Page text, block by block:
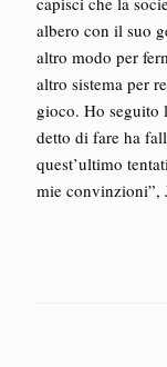
albero con il suo
altro modo per
altro sistema per
gioco. Ho seguito
detto di fare ha
quest’ultimo
mie